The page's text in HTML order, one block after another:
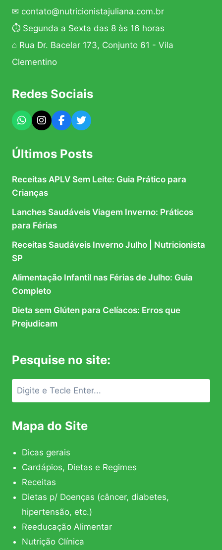
✉ contato@nutricionistajuliana.com.br
⏱ Segunda a Sexta das 8 às 16 horas
⌂ Rua Dr. Bacelar 173, Conjunto 61 - Vila
Clementino
Redes Sociais
Últimos Posts
Receitas APLV Sem Leite: Guia Prático para
Crianças
Lanches Saudáveis Viagem Inverno: Práticos
para Férias
Receitas Saudáveis Inverno Julho | Nutricionista
SP
Alimentação Infantil nas Férias de Julho: Guia
Completo
Dieta sem Glúten para Celíacos: Erros que
Prejudicam
Pesquise no site:
Mapa do Site
Dicas gerais
Cardápios, Dietas e Regimes
Receitas
Dietas p/ Doenças (câncer, diabetes,
hipertensão, etc.)
Reeducação Alimentar
Nutrição Clínica